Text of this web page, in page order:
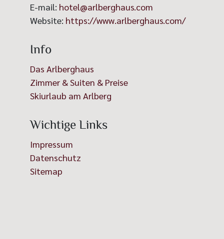
E-mail: hotel@arlberghaus.com
Website: https://www.arlberghaus.com/
Info
Das Arlberghaus
Zimmer & Suiten & Preise
Skiurlaub am Arlberg
Wichtige Links
Impressum
Datenschutz
Sitemap